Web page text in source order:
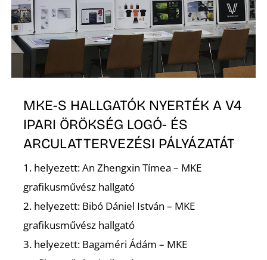
MKE-S HALLGATÓK NYERTÉK A V4
IPARI ÖRÖKSÉG LOGÓ- ÉS
ARCULATTERVEZÉSI PÁLYÁZATÁT
1. helyezett: An Zhengxin Tímea – MKE
grafikusművész hallgató
2. helyezett: Bibó Dániel István – MKE
grafikusművész hallgató
3. helyezett: Bagaméri Ádám – MKE